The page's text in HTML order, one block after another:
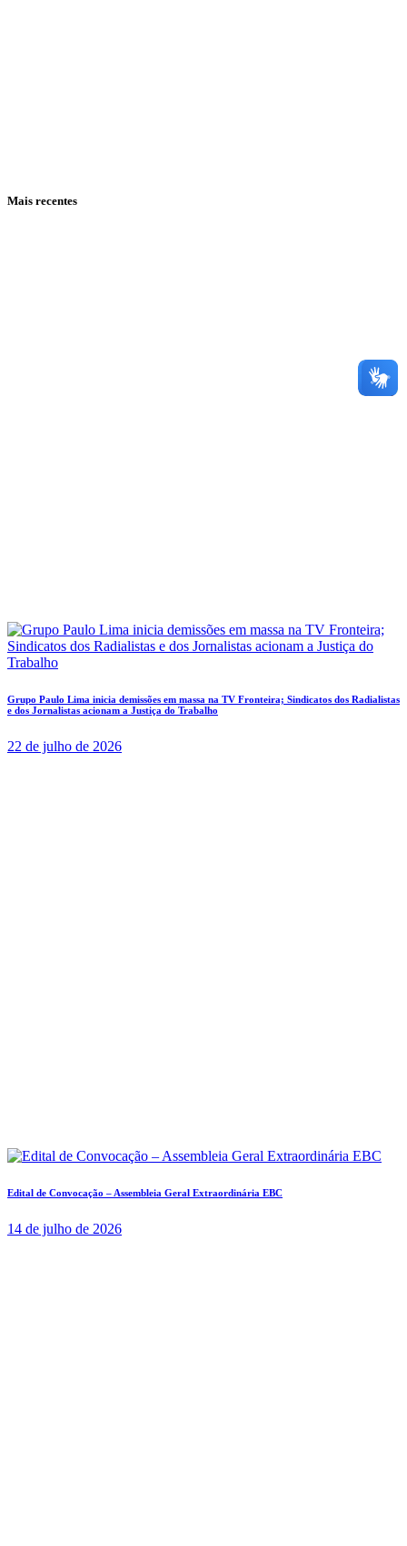
Mais recentes
Grupo Paulo Lima inicia demissões em massa na TV Fronteira; Sindicatos dos Radialistas
e dos Jornalistas acionam a Justiça do Trabalho
22 de julho de 2026
Edital de Convocação – Assembleia Geral Extraordinária EBC
14 de julho de 2026